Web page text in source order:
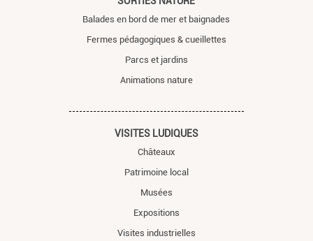
Balades en bord de mer et baignades
Fermes pédagogiques & cueillettes
Parcs et jardins
Animations nature
VISITES LUDIQUES
Châteaux
Patrimoine local
Musées
Expositions
Visites industrielles